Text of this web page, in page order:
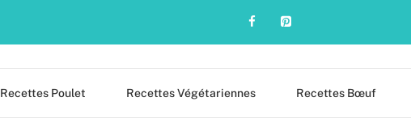
Recettes Poulet Recettes Végétariennes Recettes Bœuf